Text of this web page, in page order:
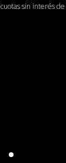
cuotas sin interés de